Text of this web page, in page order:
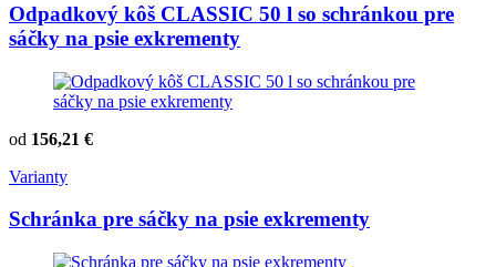
Odpadkový kôš CLASSIC 50 l so schránkou pre
sáčky na psie exkrementy
od 156,21 €
Varianty
Schránka pre sáčky na psie exkrementy